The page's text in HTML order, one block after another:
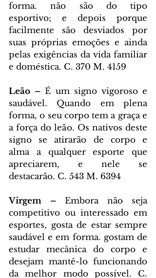
forma. não são do tipo
esportivo; e depois porque
facilmente são desviados por
suas próprias emoções e ainda
pelas exigências da vida familiar
e doméstica. C. 370 M. 4159
Leão – É um signo vigoroso e
saudável. Quando em plena
forma, o seu corpo tem a graça e
a força do leão. Os nativos deste
signo se atirarão de corpo e
alma a qualquer esporte que
apreciarem, e nele se
destacarão. C. 543 M. 6394
Virgem – Embora não seja
competitivo ou interessado em
esportes, gosta de estar sempre
saudável e em forma. gostam de
estudar mecânica do corpo e
desejam mantê-lo funcionando
da melhor modo possível. C.